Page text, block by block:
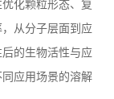
化颗粒形态、复
从分子层面到应
的生物活性与应
应用场景的溶解